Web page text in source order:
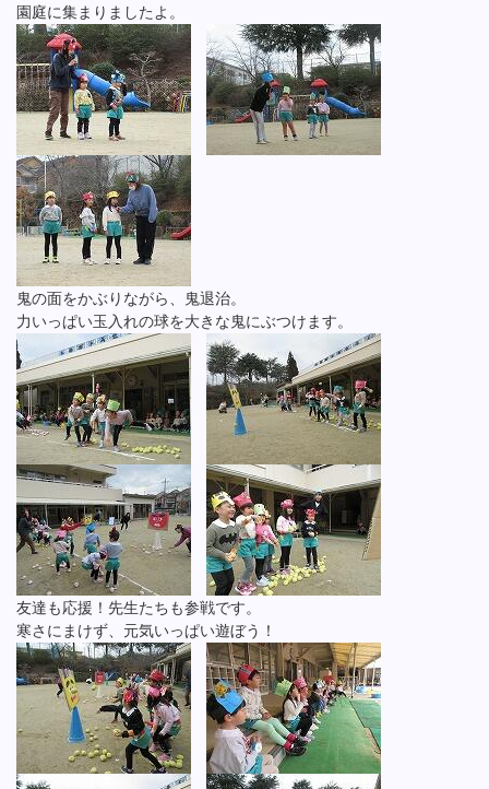
園庭に集まりましたよ。
鬼の面をかぶりながら、鬼退治。
力いっぱい玉入れの球を大きな鬼にぶつけます。
友達も応援！先生たちも参戦です。
寒さにまけず、元気いっぱい遊ぼう！